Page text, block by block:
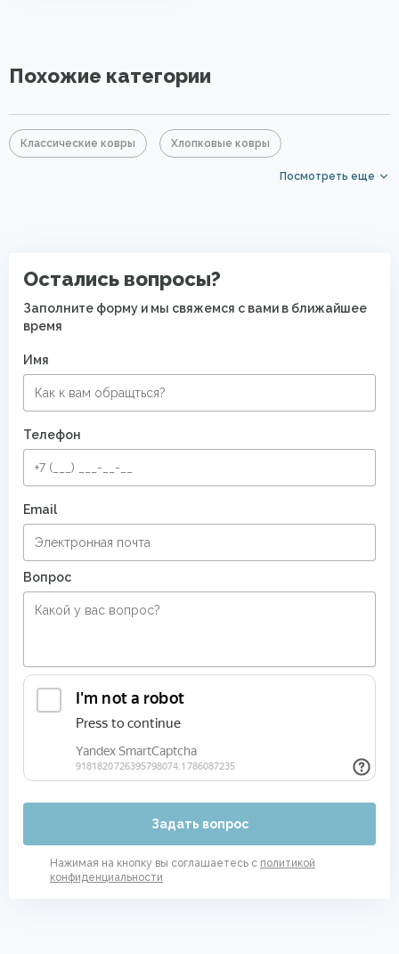
Похожие категории
Классические ковры Хлопковые ковры
Посмотреть еще
Остались вопросы?
Заполните форму и мы свяжемся с вами в ближайшее
время
Имя
Телефон
Email
Вопрос
Задать вопрос
Нажимая на кнопку вы соглашаетесь с политикой
конфиденциальности